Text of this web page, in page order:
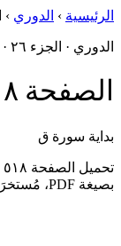
الرئيسية › الدوري ›
الدوري · الجزء ٢٦ · ٥١٨/٦٠٤
الصفحة ٥١٨
بداية سورة ق
بصيغة PDF، مُستخرَجةٌ من أصول مجمع الملك فهد.